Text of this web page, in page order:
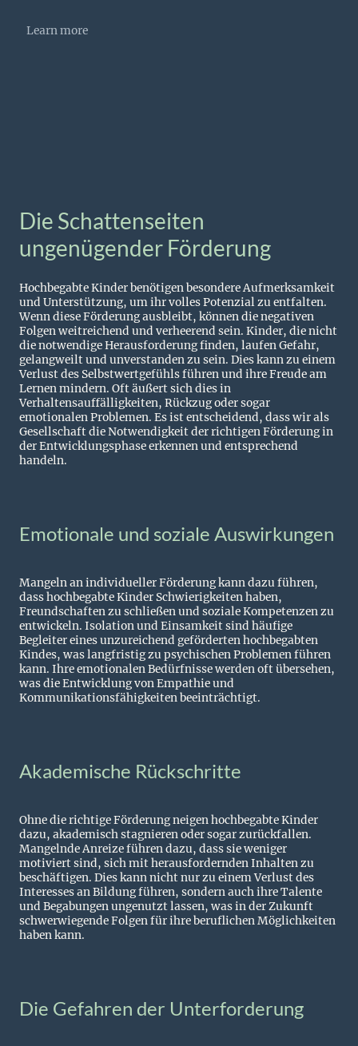
Learn more
Die Schattenseiten
ungenügender Förderung
Hochbegabte Kinder benötigen besondere Aufmerksamkeit
und Unterstützung, um ihr volles Potenzial zu entfalten.
Wenn diese Förderung ausbleibt, können die negativen
Folgen weitreichend und verheerend sein. Kinder, die nicht
die notwendige Herausforderung finden, laufen Gefahr,
gelangweilt und unverstanden zu sein. Dies kann zu einem
Verlust des Selbstwertgefühls führen und ihre Freude am
Lernen mindern. Oft äußert sich dies in
Verhaltensauffälligkeiten, Rückzug oder sogar
emotionalen Problemen. Es ist entscheidend, dass wir als
Gesellschaft die Notwendigkeit der richtigen Förderung in
der Entwicklungsphase erkennen und entsprechend
handeln.
Emotionale und soziale Auswirkungen
Mangeln an individueller Förderung kann dazu führen,
dass hochbegabte Kinder Schwierigkeiten haben,
Freundschaften zu schließen und soziale Kompetenzen zu
entwickeln. Isolation und Einsamkeit sind häufige
Begleiter eines unzureichend geförderten hochbegabten
Kindes, was langfristig zu psychischen Problemen führen
kann. Ihre emotionalen Bedürfnisse werden oft übersehen,
was die Entwicklung von Empathie und
Kommunikationsfähigkeiten beeinträchtigt.
Akademische Rückschritte
Ohne die richtige Förderung neigen hochbegabte Kinder
dazu, akademisch stagnieren oder sogar zurückfallen.
Mangelnde Anreize führen dazu, dass sie weniger
motiviert sind, sich mit herausfordernden Inhalten zu
beschäftigen. Dies kann nicht nur zu einem Verlust des
Interesses an Bildung führen, sondern auch ihre Talente
und Begabungen ungenutzt lassen, was in der Zukunft
schwerwiegende Folgen für ihre beruflichen Möglichkeiten
haben kann.
Die Gefahren der Unterforderung